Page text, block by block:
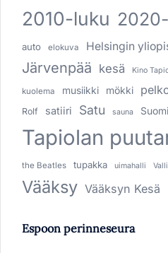
2010-luku
auto elokuva Helsingin
Järvenpää kesä Kino
kuolema musiikki mökki
Rolf satiiri Satu sauna Suomi
Tapiolan
the Beatles tupakka uimahalli
Vääksy Vääksyn Kesä
Espoon perinneseura